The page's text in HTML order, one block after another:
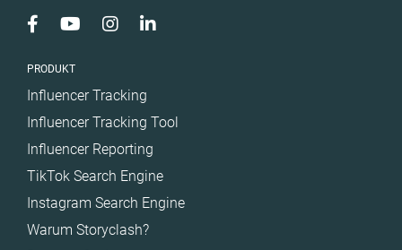
PRODUKT
Influencer Tracking
Influencer Tracking Tool
Influencer Reporting
TikTok Search Engine
Instagram Search Engine
Warum Storyclash?